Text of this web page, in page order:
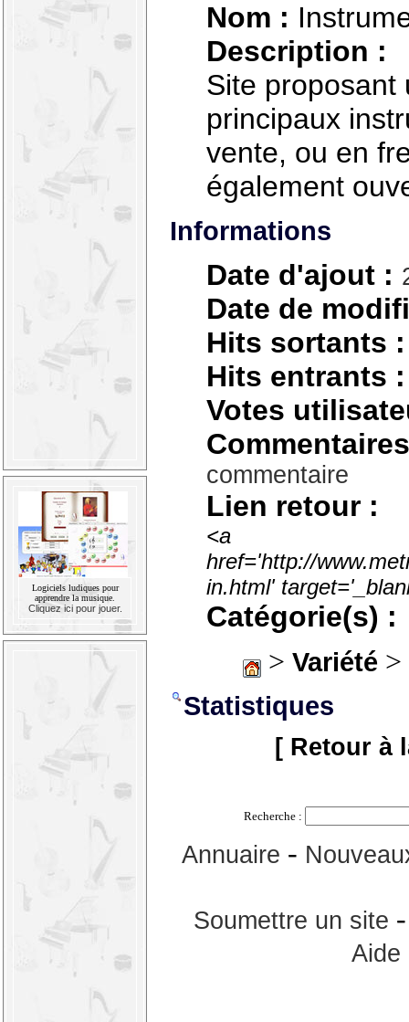
Logiciels ludiques pour
apprendre la musique.
Cliquez ici pour jouer.
Nom :
Description :
Site proposant
principaux
vente, ou en
également
Informations
Date d'ajout :
Date de
Hits sortants :
Hits entrants :
Votes
commentaire
Lien retour :
<a
href='http://
in.html'
Catégorie(s) :
> Variété
Statistiques
[ Retour à
Recherche :
Annuaire -
Soumettre un site
Aide